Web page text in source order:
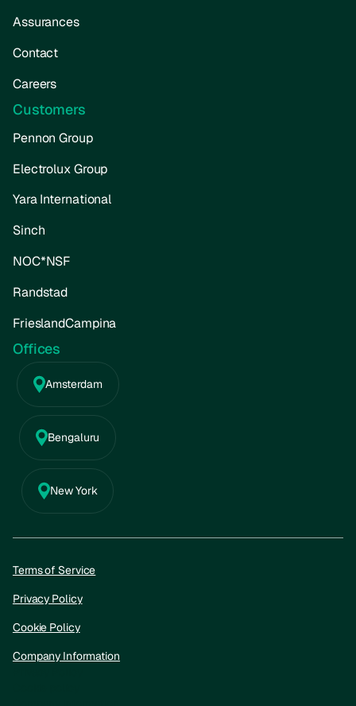
Assurances
Contact
Careers
Customers
Pennon Group
Electrolux Group
Yara International
Sinch
NOC*NSF
Randstad
FrieslandCampina
Offices
Amsterdam
Bengaluru
New York
Terms of Service
Privacy Policy
Cookie Policy
Company Information